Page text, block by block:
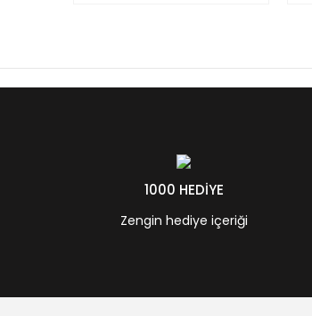
1000 HEDİYE
Zengin hediye içeriği